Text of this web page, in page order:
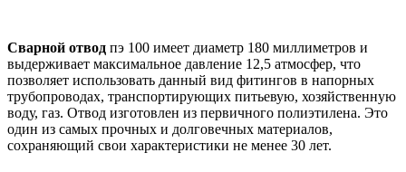
Сварной отвод пэ 100 имеет диаметр 180 миллиметров и
выдерживает максимальное давление 12,5 атмосфер, что
позволяет использовать данный вид фитингов в напорных
трубопроводах, транспортирующих питьевую, хозяйственную
воду, газ. Отвод изготовлен из первичного полиэтилена. Это
один из самых прочных и долговечных материалов,
сохраняющий свои характеристики не менее 30 лет.